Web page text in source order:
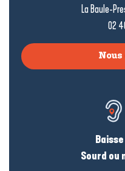
La Baule-
02
Baisse
Sourd ou